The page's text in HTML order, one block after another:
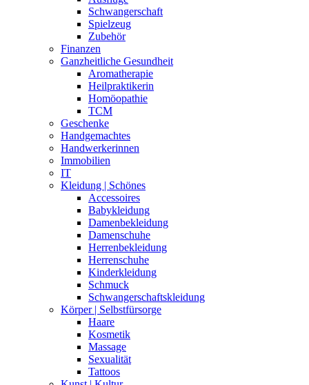
Schwangerschaft
Spielzeug
Zubehör
Finanzen
Ganzheitliche Gesundheit
Aromatherapie
Heilpraktikerin
Homöopathie
TCM
Geschenke
Handgemachtes
Handwerkerinnen
Immobilien
IT
Kleidung | Schönes
Accessoires
Babykleidung
Damenbekleidung
Damenschuhe
Herrenbekleidung
Herrenschuhe
Kinderkleidung
Schmuck
Schwangerschaftskleidung
Körper | Selbstfürsorge
Haare
Kosmetik
Massage
Sexualität
Tattoos